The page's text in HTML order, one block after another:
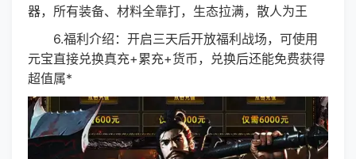
器，所有装备、材料全靠打，生态拉满，散人为王
6.福利介绍：开启三天后开放福利战场，可使用
元宝直接兑换真充+累充+货币，兑换后还能免费获得
超值属*